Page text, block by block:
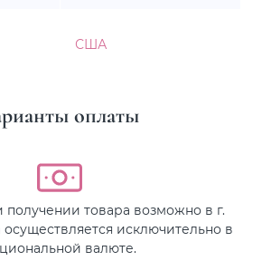
США
оплаты
товара возможно в г.
исключительно в
валюте.